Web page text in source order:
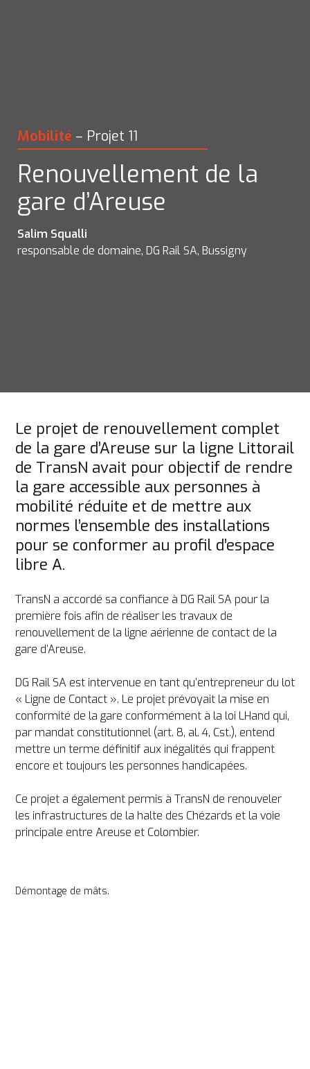
Mobilité – Projet 11
Renouvellement de la
gare d’Areuse
responsable de domaine, DG Rail SA, Bussigny
Le projet de renouvellement complet
de la gare d’Areuse sur la ligne Littorail
de TransN avait pour objectif de rendre
la gare accessible aux personnes à
mobilité réduite et de mettre aux
normes l’ensemble des installations
pour se conformer au profil d’espace
libre A.
TransN a accordé sa confiance à DG Rail SA pour la
première fois afin de réaliser les travaux de
renouvellement de la ligne aérienne de contact de la
gare d’Areuse.
DG Rail SA est intervenue en tant qu’entrepreneur du lot
« Ligne de Contact ». Le projet prévoyait la mise en
conformité de la gare conformément à la loi LHand qui,
par mandat constitutionnel (art. 8, al. 4, Cst.), entend
mettre un terme définitif aux inégalités qui frappent
encore et toujours les personnes handicapées.
Ce projet a également permis à TransN de renouveler
les infrastructures de la halte des Chézards et la voie
principale entre Areuse et Colombier.
Démontage de mâts.